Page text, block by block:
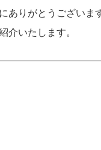
ありがとうございま
介いたします。